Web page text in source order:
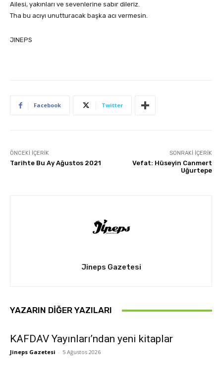
Ailesi, yakınları ve sevenlerine sabır dileriz.
Tha bu acıyı unutturacak başka acı vermesin.
JINEPS
Facebook Twitter
ÖNCEKI İÇERIK
Tarihte Bu Ay Ağustos 2021
SONRAKI İÇERIK
Vefat: Hüseyin Canmert
Uğurtepe
Jineps Gazetesi
YAZARIN DIĞER YAZILARI
KAFDAV Yayınları’ndan yeni kitaplar
Jineps Gazetesi - 5 Ağustos 2026